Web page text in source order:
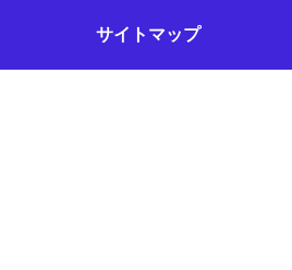
サイトマップ